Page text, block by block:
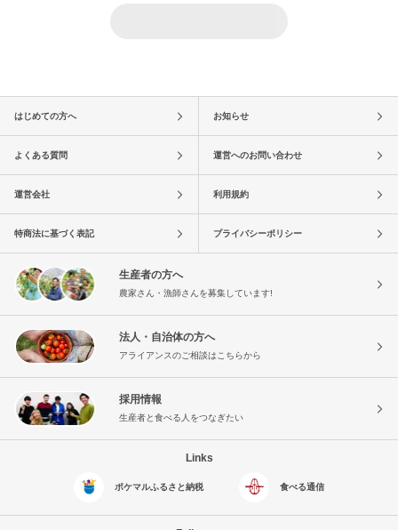
はじめての方へ お知らせ
よくある質問 運営へのお問い合わせ
運営会社 利用規約
特商法に基づく表記 プライバシーポリシー
生産者の方へ
農家さん・漁師さんを募集しています!
法人・自治体の方へ
アライアンスのご相談はこちらから
採用情報
生産者と食べる人をつなぎたい
Links
ポケマルふるさと納税 食べる通信